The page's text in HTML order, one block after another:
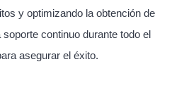
y optimizando la obtención de
continuo durante todo el
asegurar el éxito.